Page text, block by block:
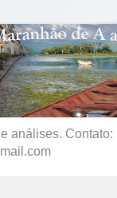
análises. Contato: